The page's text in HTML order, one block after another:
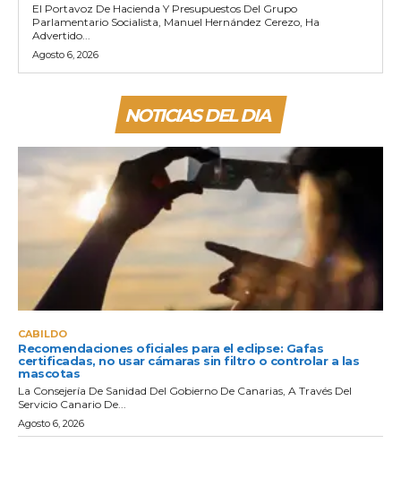
El Portavoz De Hacienda Y Presupuestos Del Grupo
Parlamentario Socialista, Manuel Hernández Cerezo, Ha
Advertido...
Agosto 6, 2026
NOTICIAS DEL DIA
CABILDO
Recomendaciones oficiales para el eclipse: Gafas
certificadas, no usar cámaras sin filtro o controlar a las
mascotas
La Consejería De Sanidad Del Gobierno De Canarias, A Través Del
Servicio Canario De...
Agosto 6, 2026